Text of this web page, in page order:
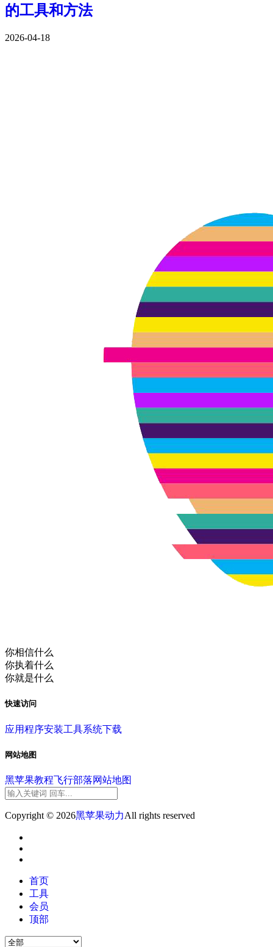
的工具和方法
2026-04-18
你相信什么
你执着什么
你就是什么
快速访问
应用程序安装工具系统下载
网站地图
黑苹果教程飞行部落网站地图
Copyright © 2026黑苹果动力All rights reserved
首页
工具
会员
顶部